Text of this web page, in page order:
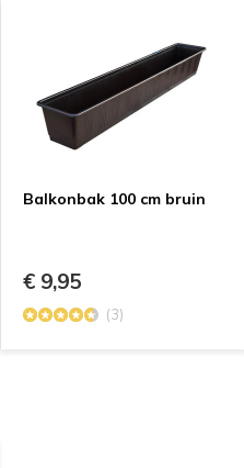
Balkonbak 100 cm bruin
€ 9,95
(3)